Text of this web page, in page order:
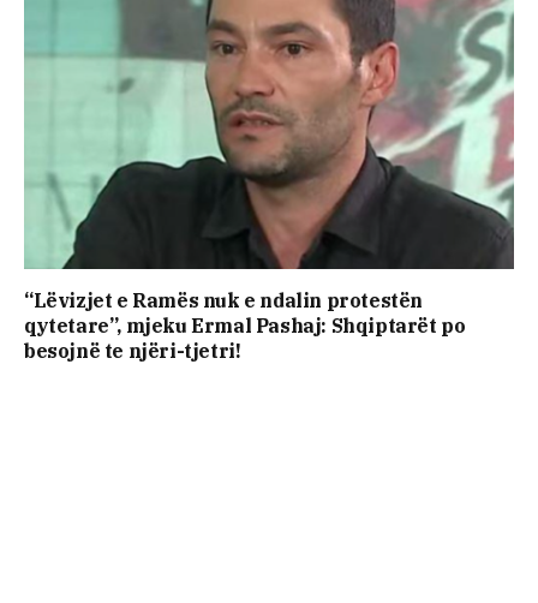
“Lëvizjet e Ramës nuk e ndalin protestën
qytetare”, mjeku Ermal Pashaj: Shqiptarët po
besojnë te njëri-tjetri!